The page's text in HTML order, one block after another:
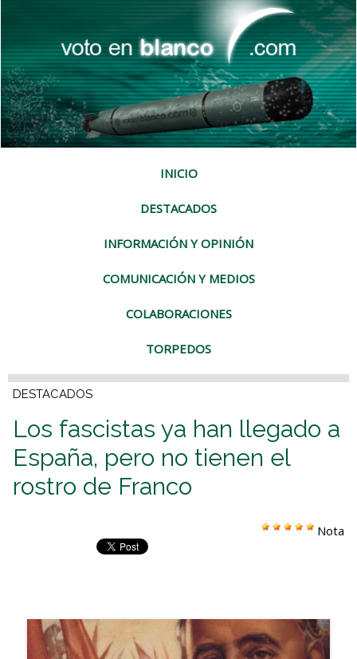
INICIO
DESTACADOS
INFORMACIÓN Y OPINIÓN
COMUNICACIÓN Y MEDIOS
COLABORACIONES
TORPEDOS
DESTACADOS
Los fascistas ya han llegado a
España, pero no tienen el
rostro de Franco
Nota